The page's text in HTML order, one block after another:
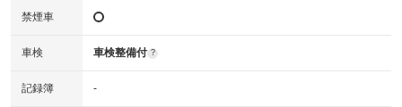
禁煙車
車検 車検整備付 ?
記録簿 -